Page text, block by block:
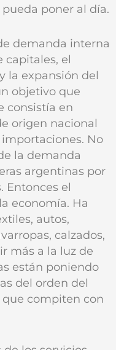
poner al día.
demanda interna
capitales, el
la expansión del
objetivo que
consistía en
origen nacional
No
la demanda
argentinas por
Entonces el
economía. Ha
autos,
calzados,
más a la luz de
están poniendo
del orden del
que compiten con